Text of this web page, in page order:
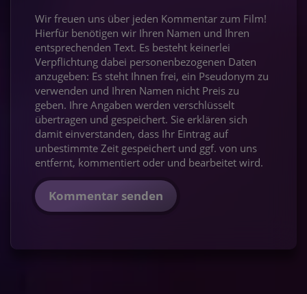
Wir freuen uns über jeden Kommentar zum Film!
Hierfür benötigen wir Ihren Namen und Ihren
entsprechenden Text. Es besteht keinerlei
Verpflichtung dabei personenbezogenen Daten
anzugeben: Es steht Ihnen frei, ein Pseudonym zu
verwenden und Ihren Namen nicht Preis zu
geben. Ihre Angaben werden verschlüsselt
übertragen und gespeichert. Sie erklären sich
damit einverstanden, dass Ihr Eintrag auf
unbestimmte Zeit gespeichert und ggf. von uns
entfernt, kommentiert oder und bearbeitet wird.
Kommentar senden